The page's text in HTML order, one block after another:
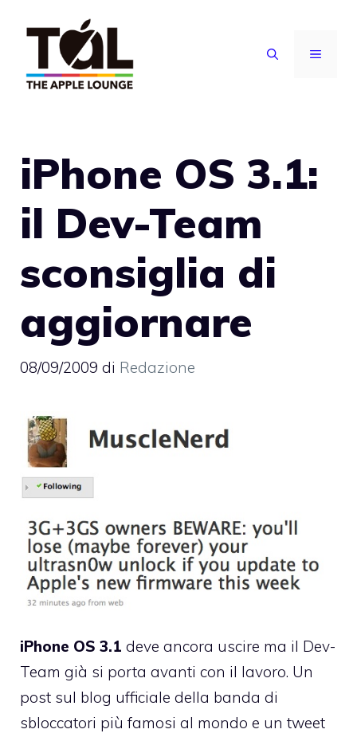
contenuto
MENU
iPhone OS 3.1:
il Dev-Team
sconsiglia di
aggiornare
08/09/2009 di Redazione
iPhone OS 3.1 deve ancora uscire ma il Dev-
Team già si porta avanti con il lavoro. Un
post sul blog ufficiale della banda di
sbloccatori più famosi al mondo e un tweet